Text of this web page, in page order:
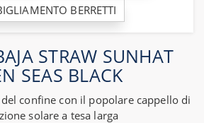
BERRETTI
STRAW SUNHAT
SEAS BLACK
confine con il popolare cappello di
solare a tesa larga